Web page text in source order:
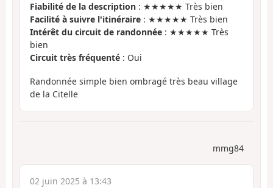
Fiabilité de la description : ★★★★★ Très bien
Facilité à suivre l'itinéraire : ★★★★★ Très bien
Intérêt du circuit de randonnée : ★★★★★ Très
bien
Circuit très fréquenté : Oui
Randonnée simple bien ombragé très beau village
de la Citelle
mmg84
02 juin 2025 à 13:43